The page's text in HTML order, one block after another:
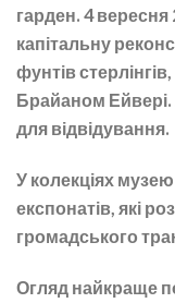
гарден. 4 вересня
капітальну
фунтів
Брайаном Ейвері.
для відвідування.
У колекціях
експонатів, які
громадського
Огляд найкраще